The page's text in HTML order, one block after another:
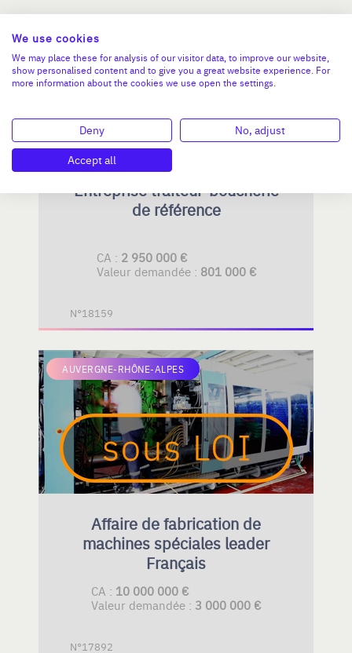
AUVERGNE-RHÔNE-ALPES
Entreprise traiteur-boucherie
de référence
CA : 2 950 000 €
Valeur demandée : 801 000 €
N°18159
AUVERGNE-RHÔNE-ALPES
Affaire de fabrication de
machines spéciales leader
Français
CA : 10 000 000 €
Valeur demandée : 3 000 000 €
N°17892
We use cookies
We may place these for analysis of our visitor data, to improve our website,
show personalised content and to give you a great website experience. For
more information about the cookies we use open the settings.
Deny
No, adjust
Accept all